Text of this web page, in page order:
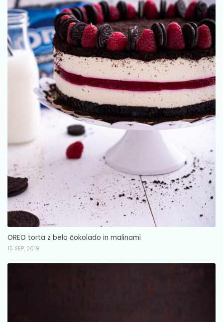
OREO torta z belo čokolado in malinami
15 SEP, 2019